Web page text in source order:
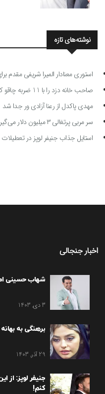
نوشته‌های تازه
استوری معنادار المیرا شریفی مقدم
صاحب خانه دزد را با 11 ضربه چاقو کشت
مهدی پاکدل از رعنا آزادی ور جدا شد
سر مربی پرتغالی ۳ میلیون دلار می‌گیرد به پرسپولیس می‌آید
استایل جذاب جنیفر لوپز در
اخبار جنجالی
شهاب حسینی
3 دی, 1403
برهنگی به
29 آذر, 1403
جنیفر لوپز: از
کنم!